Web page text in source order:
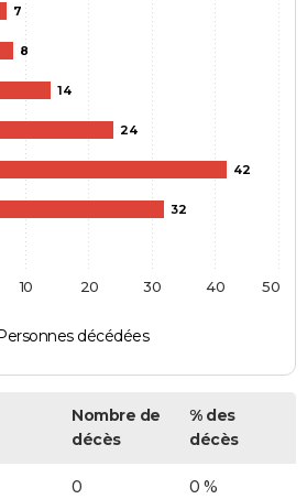
7
8
14
24
42
32
décédées
10 20 30 40 50
Nombre de
décès
% des
décès
0 0 %